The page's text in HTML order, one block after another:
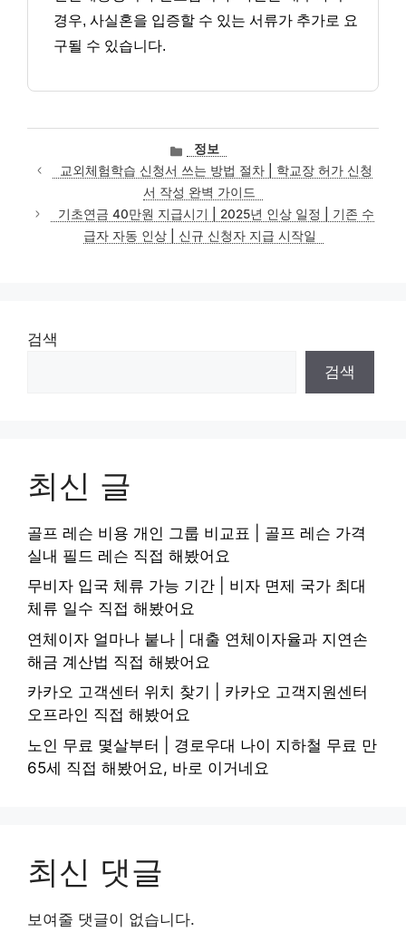
경우, 사실혼을 입증할 수 있는 서류가 추가로 요
구될 수 있습니다.
카
테
고
리
정보
교외체험학습 신청서 쓰는 방법 절차 | 학교장 허가 신청
서 작성 완벽 가이드
기초연금 40만원 지급시기 | 2025년 인상 일정 | 기존 수
급자 자동 인상 | 신규 신청자 지급 시작일
검색
검색
최신 글
골프 레슨 비용 개인 그룹 비교표 | 골프 레슨 가격
실내 필드 레슨 직접 해봤어요
무비자 입국 체류 가능 기간 | 비자 면제 국가 최대
체류 일수 직접 해봤어요
연체이자 얼마나 붙나 | 대출 연체이자율과 지연손
해금 계산법 직접 해봤어요
카카오 고객센터 위치 찾기 | 카카오 고객지원센터
오프라인 직접 해봤어요
노인 무료 몇살부터 | 경로우대 나이 지하철 무료 만
65세 직접 해봤어요, 바로 이거네요
최신 댓글
보여줄 댓글이 없습니다.